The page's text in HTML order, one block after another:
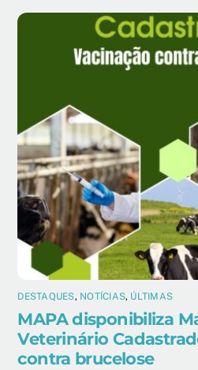
DESTAQUES, NOTÍCIAS, ÚLTIMAS
MAPA disponibiliza
Veterinário
contra brucelose